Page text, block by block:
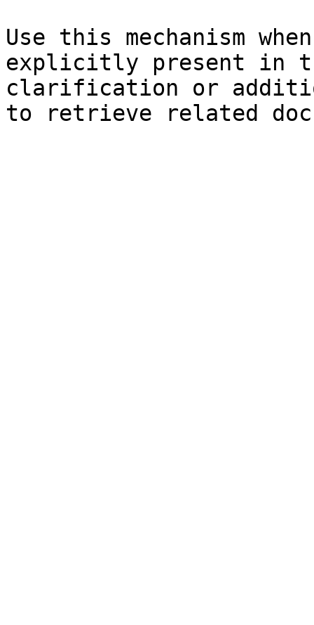
Use this mechanism
explicitly present in
clarification or